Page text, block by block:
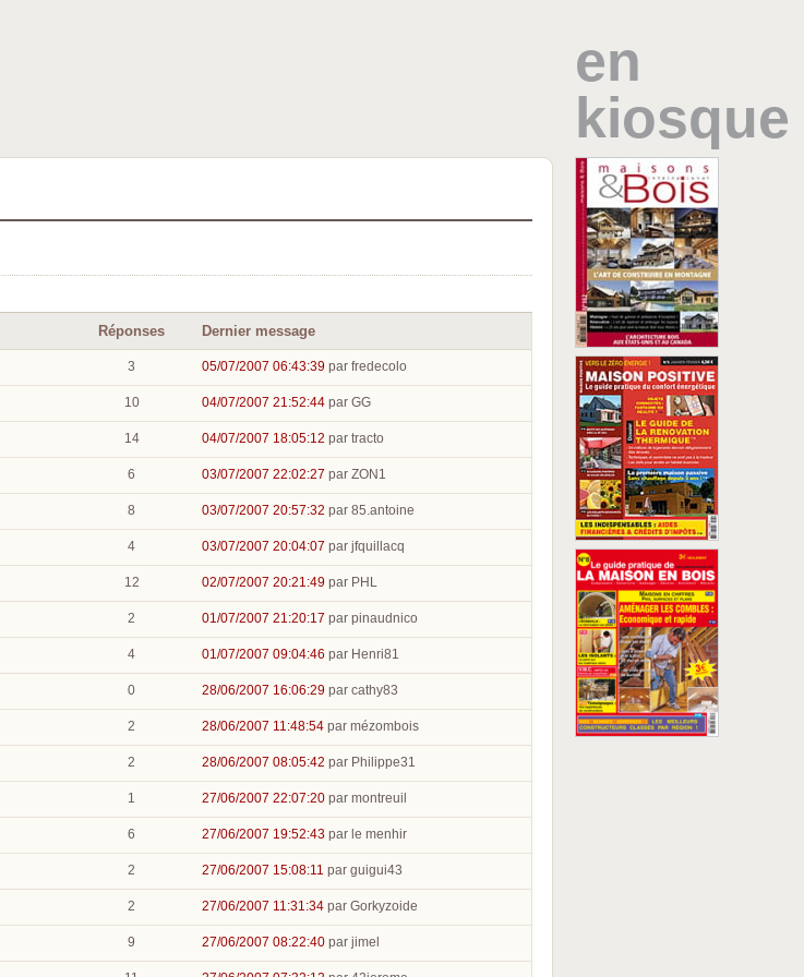
en
kiosque
Réponses Dernier message
3 05/07/2007 06:43:39 par fredecolo
10 04/07/2007 21:52:44 par GG
14 04/07/2007 18:05:12 par tracto
6 03/07/2007 22:02:27 par ZON1
8 03/07/2007 20:57:32 par 85.antoine
4 03/07/2007 20:04:07 par jfquillacq
12 02/07/2007 20:21:49 par PHL
2 01/07/2007 21:20:17 par pinaudnico
4 01/07/2007 09:04:46 par Henri81
0 28/06/2007 16:06:29 par cathy83
2 28/06/2007 11:48:54 par mézombois
2 28/06/2007 08:05:42 par Philippe31
1 27/06/2007 22:07:20 par montreuil
6 27/06/2007 19:52:43 par le menhir
2 27/06/2007 15:08:11 par guigui43
2 27/06/2007 11:31:34 par Gorkyzoide
9 27/06/2007 08:22:40 par jimel